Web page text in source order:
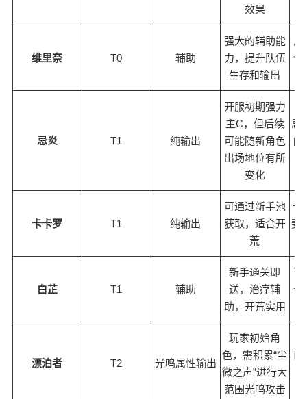
效果
维里奈 T0 辅助
强大的辅助能
力，提升队伍
生存和输出
任
忌炎 T1 纯输出
开服初期强力
主C，但后续
可能随新角色
出场地位有所
变化
忌
白
卡卡罗 T1 纯输出
可通过新手池
获取，适合开
荒
卡
斐/
白芷 T1 辅助
新手通关即
送，治疗辅
助，开荒实用
可
卡
漂泊者 T2 光鸣属性输出
玩家初始角
色，需积累“尘
微之声”进行大
范围光鸣攻击
前